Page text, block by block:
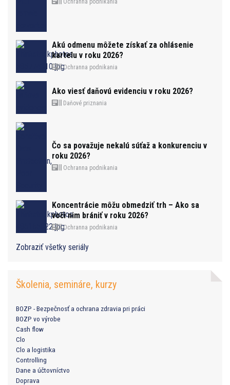
Akú odmenu môžete získať za ohlásenie
kartelu v roku 2026?
Ochranna podnikania
Ako viesť daňovú evidenciu v roku 2026?
Daňové priznania
Čo sa považuje nekalú súťaž a konkurenciu v
roku 2026?
Ochranna podnikania
Koncentrácie môžu obmedziť trh – Ako sa
voči nim brániť v roku 2026?
Ochranna podnikania
Zobraziť všetky seriály
Školenia, semináre, kurzy
BOZP - Bezpečnosť a ochrana zdravia pri práci
BOZP vo výrobe
Cash flow
Clo
Clo a logistika
Controlling
Dane a účtovníctvo
Doprava